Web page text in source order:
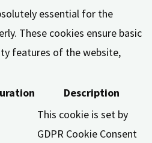
essential for the
These cookies ensure basic
features of the website,
Description
This cookie is set by
GDPR Cookie Consent